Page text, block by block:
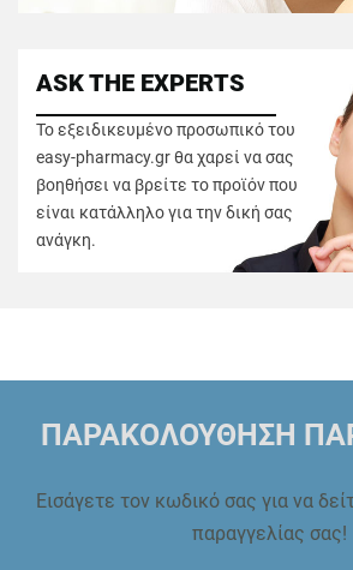
ASK THE EXPERTS
Το εξειδικευμένο προσωπικό του
easy-pharmacy.gr θα χαρεί να σας
βοηθήσει να βρείτε το προϊόν που
είναι κατάλληλο για την δική σας
ανάγκη.
ΠΑΡΑΚΟΛΟΥΘΗΣΗ
Εισάγετε τον κωδικό σας για να
παραγγελίας σας!